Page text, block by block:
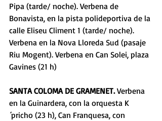
Pipa (tarde/ noche). Verbena de
Bonavista, en la pista polideportiva de la
calle Eliseu Climent 1 (tarde/ noche).
Verbena en la Nova Lloreda Sud (pasaje
Riu Mogent). Verbena en Can Solei, plaza
Gavines (21 h)
SANTA COLOMA DE GRAMENET. Verbena
en la Guinardera, con la orquesta K
´pricho (23 h), Can Franquesa, con